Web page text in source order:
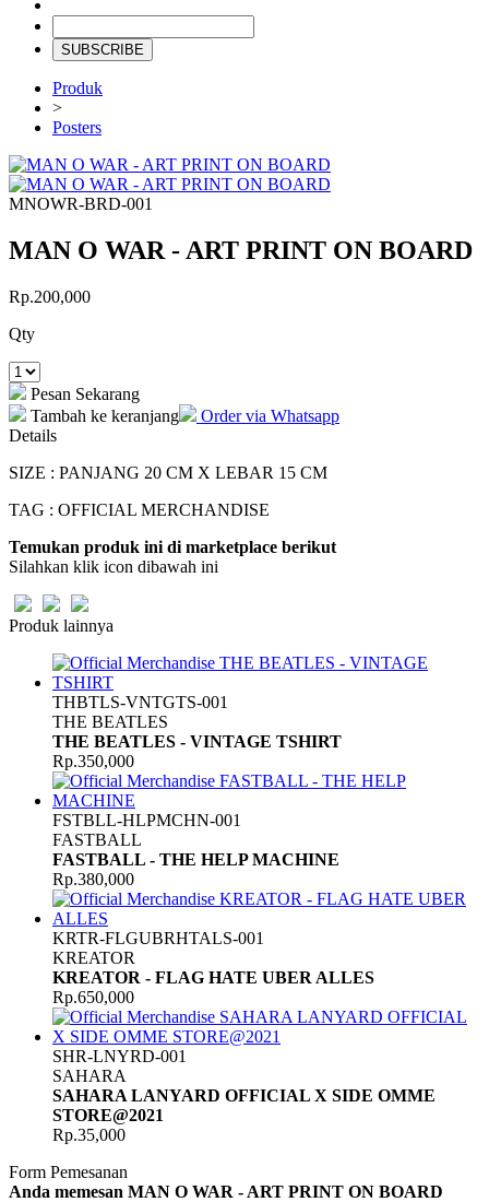
SUBSCRIBE
Produk
>
Posters
MNOWR-BRD-001
MAN O WAR - ART PRINT ON BOARD
Rp.200,000
Qty
Pesan Sekarang
Tambah ke keranjang
Order via Whatsapp
Details
SIZE : PANJANG 20 CM X LEBAR 15 CM
TAG : OFFICIAL MERCHANDISE
Temukan produk ini di marketplace berikut
Silahkan klik icon dibawah ini
Produk lainnya
THBTLS-VNTGTS-001
THE BEATLES
THE BEATLES - VINTAGE TSHIRT
Rp.350,000
FSTBLL-HLPMCHN-001
FASTBALL
FASTBALL - THE HELP MACHINE
Rp.380,000
KRTR-FLGUBRHTALS-001
KREATOR
KREATOR - FLAG HATE UBER ALLES
Rp.650,000
SHR-LNYRD-001
SAHARA
SAHARA LANYARD OFFICIAL X SIDE OMME
STORE@2021
Rp.35,000
Form Pemesanan
Anda memesan MAN O WAR - ART PRINT ON BOARD